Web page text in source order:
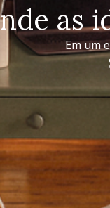
as
Em um